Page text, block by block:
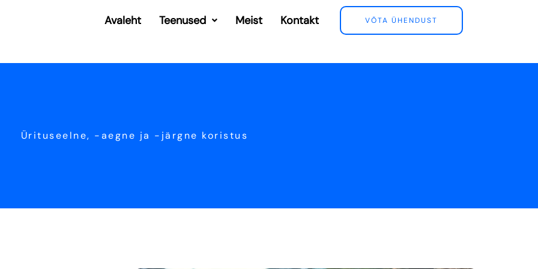
Avaleht Teenused Meist Kontakt VÕTA ÜHENDUST
Ürituseelne, -aegne ja -järgne koristus